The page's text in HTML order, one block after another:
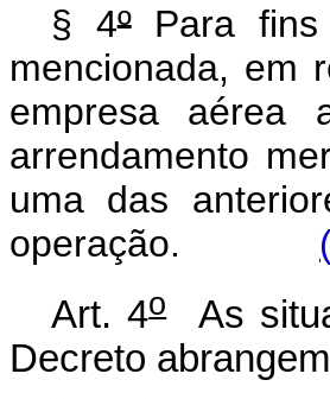
§ 4ºPara fins
mencionada, em
empresa aérea
arrendamento
uma das
operação.
Art. 4oAs
Decreto